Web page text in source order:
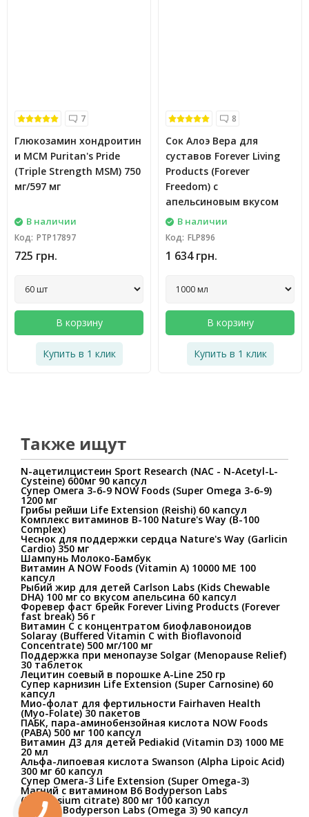
7
Глюкозамин хондроитин
и МСМ Puritan's Pride
(Triple Strength MSM) 750
мг/597 мг
В наличии
Код: PTP17897
725 грн.
В корзину
Купить в 1 клик
8
Сок Алоэ Вера для
суставов Forever Living
Products (Forever
Freedom) с
апельсиновым вкусом
В наличии
Код: FLP896
1 634 грн.
В корзину
Купить в 1 клик
Также ищут
N-ацетилцистеин Sport Research (NAC - N-Acetyl-L-
Cysteine) 600мг 90 капсул
Супер Омега 3-6-9 NOW Foods (Super Omega 3-6-9)
1200 мг
Грибы рейши Life Extension (Reishi) 60 капсул
Комплекс витаминов В-100 Nature's Way (B-100
Complex)
Чеснок для поддержки сердца Nature's Way (Garlicin
Cardio) 350 мг
Шампунь Молоко-Бамбук
Витамин A NOW Foods (Vitamin A) 10000 МЕ 100
капсул
Рыбий жир для детей Carlson Labs (Kids Chewable
DHA) 100 мг со вкусом апельсина 60 капсул
Форевер фаст брейк Forever Living Products (Forever
fast breаk) 56 г
Витамин C с концентратом биофлавоноидов
Solaray (Buffered Vitamin C with Bioflavonoid
Concentrate) 500 мг/100 мг
Поддержка при менопаузе Solgar (Menopause Relief)
30 таблеток
Лецитин соевый в порошке A-Line 250 гр
Супер карнизин Life Extension (Super Carnosine) 60
капсул
Мио-фолат для фертильности Fairhaven Health
(Myo-Folate) 30 пакетов
ПАБК, пара-аминобензойная кислота NOW Foods
(PABA) 500 мг 100 капсул
Витамин Д3 для детей Pediakid (Vitamin D3) 1000 МЕ
20 мл
Альфа-липоевая кислота Swanson (Alpha Lipoic Acid)
300 мг 60 капсул
Супер Омега-3 Life Extension (Super Omega-3)
Магний с витамином В6 Bodyperson Labs
(Magnesium citrate) 800 мг 100 капсул
Омега 3 Bodyperson Labs (Omega 3) 90 капсул